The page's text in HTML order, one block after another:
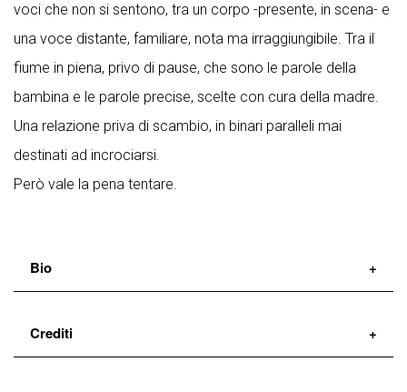
voci che non si sentono, tra un corpo -presente, in scena-­ e
una voce distante, familiare, nota ma irraggiungibile. Tra il
fiume in piena, privo di pause, che sono le parole della
bambina e le parole precise, scelte con cura della madre.
Una relazione priva di scambio, in binari paralleli mai
destinati ad incrociarsi.
Però vale la pena tentare.
Bio
Il ServoMuto
Segreto e Diego Veneziano.
Crediti